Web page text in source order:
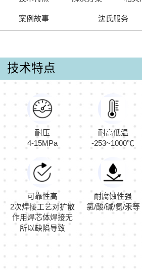
案例故事 沈氏服务
技术特点
耐压
4-15MPa
耐高低温
-253~1000℃
可靠性高
2次焊接工艺对扩散
作用焊芯体焊接无
所以缺陷导致
耐腐蚀性强
氯/酸/碱/氨/汞等